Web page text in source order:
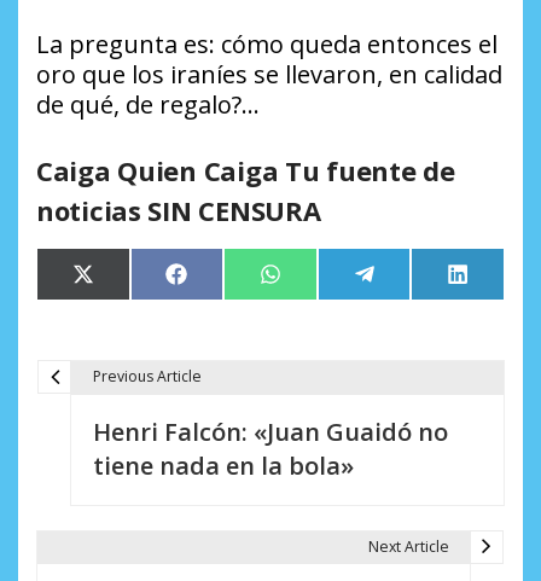
La pregunta es: cómo queda entonces el
oro que los iraníes se llevaron, en calidad
de qué, de regalo?…
Caiga Quien Caiga Tu fuente de
noticias SIN CENSURA
Compartir
en
X
(Twitter)
Compartir
en
Facebook Compartir
en
WhatsApp Compartir
en
Telegram
en
LinkedIn
Previous Article
Henri Falcón: «Juan Guaidó no
tiene nada en la bola»
Next Article